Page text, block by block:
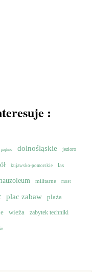
:
piękno dolnośląskie jezioro
kujawsko-pomorskie las
militarne most
plac zabaw plaża
wieża zabytek techniki